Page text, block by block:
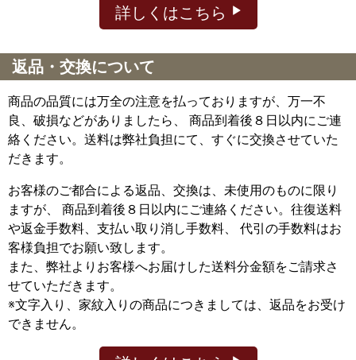
詳しくはこちら
返品・交換について
商品の品質には万全の注意を払っておりますが、万一不
良、破損などがありましたら、 商品到着後８日以内にご連
絡ください。送料は弊社負担にて、すぐに交換させていた
だきます。
お客様のご都合による返品、交換は、未使用のものに限り
ますが、
商品到着後８日以内にご連絡ください。往復送料
や返金手数料、支払い取り消し手数料、 代引の手数料はお
客様負担でお願い致します。
また、弊社よりお客様へお届けした送料分金額をご請求さ
せていただきます。
※文字入り、家紋入りの商品につきましては、返品をお受け
できません。